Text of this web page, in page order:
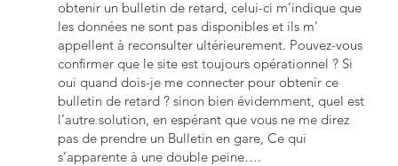
obtenir un bulletin de retard, celui-ci m’indique que
les données ne sont pas disponibles et ils m’
appellent à reconsulter ultérieurement. Pouvez-vous
confirmer que le site est toujours opérationnel ? Si
oui quand dois-je me connecter pour obtenir ce
bulletin de retard ? sinon bien évidemment, quel est
l’autre solution, en espérant que vous ne me direz
pas de prendre un Bulletin en gare, Ce qui
s’apparente à une double peine….